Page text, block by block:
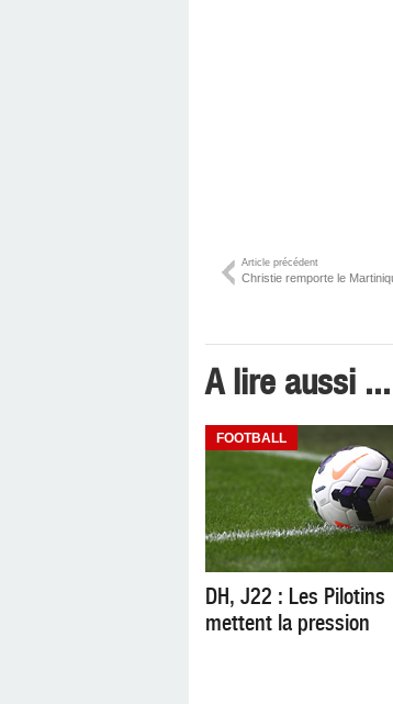
Article précédent
Christie remporte le
A lire aussi ...
FOOTBALL
DH, J22 : Les Pilotins
mettent la pression